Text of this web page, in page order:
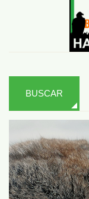
BUSCAR